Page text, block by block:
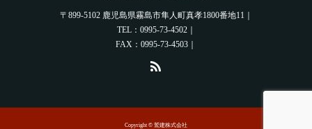
〒899-5102 鹿児島県霧島市隼人町真孝1800番地11｜
TEL：0995-73-4502｜
FAX：0995-73-4503｜
Copyright © 鷲建株式会社